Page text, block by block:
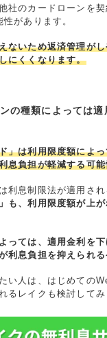
社のカードローンを
があります。
ないため返済管理が
にくくなります。
の種類によっては
」は利用限度額によ
息負担が軽減する可
利息制限法が適用され
も、利用限度額が上
っては、適用金利を
利息負担を抑えられる
い人は、はじめての
るレイクも検討してみ